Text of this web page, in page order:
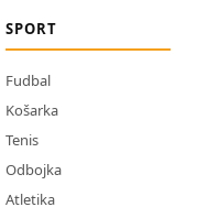
SPORT
Fudbal
Košarka
Tenis
Odbojka
Atletika